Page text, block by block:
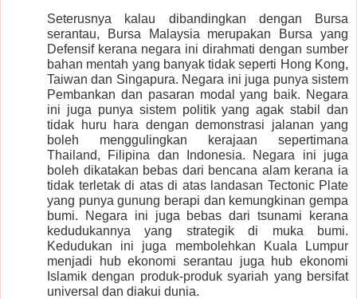
Seterusnya kalau dibandingkan dengan Bursa
serantau, Bursa Malaysia merupakan Bursa yang
Defensif kerana negara ini dirahmati dengan sumber
bahan mentah yang banyak tidak seperti Hong Kong,
Taiwan dan Singapura. Negara ini juga punya sistem
Pembankan dan pasaran modal yang baik. Negara
ini juga punya sistem politik yang agak stabil dan
tidak huru hara dengan demonstrasi jalanan yang
boleh menggulingkan kerajaan sepertimana
Thailand, Filipina dan Indonesia. Negara ini juga
boleh dikatakan bebas dari bencana alam kerana ia
tidak terletak di atas di atas landasan Tectonic Plate
yang punya gunung berapi dan kemungkinan gempa
bumi. Negara ini juga bebas dari tsunami kerana
kedudukannya yang strategik di muka bumi.
Kedudukan ini juga membolehkan Kuala Lumpur
menjadi hub ekonomi serantau juga hub ekonomi
Islamik dengan produk-produk syariah yang bersifat
universal dan diakui dunia.